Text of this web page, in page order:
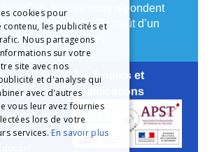
Cap Juniors vous répondent
de 9h à 17h (coût d’un
un poste fixe).
Agréments et
qualifications
cookies pour
contenu, les publicités et
Nous partageons
sur votre
site avec nos
et d'analyse qui
avec d'autres
vous leur avez fournies
lors de votre
services. En savoir plus